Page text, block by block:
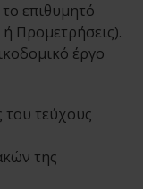
επιθυμητό
Προμετρήσεις).
έργο
του τεύχους
της